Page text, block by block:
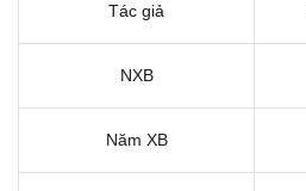
Tác giả
NXB
Năm XB